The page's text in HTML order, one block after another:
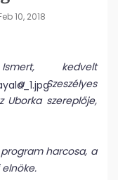
10, 2018
kedvelt
a Szeszélyes
Uborka szereplője,
harcosa, a